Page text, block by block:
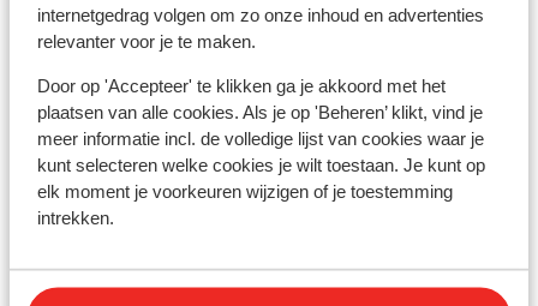
internetgedrag volgen om zo onze inhoud en advertenties
relevanter voor je te maken.
Door op 'Accepteer' te klikken ga je akkoord met het
plaatsen van alle cookies. Als je op 'Beheren’ klikt, vind je
meer informatie incl. de volledige lijst van cookies waar je
kunt selecteren welke cookies je wilt toestaan. Je kunt op
elk moment je voorkeuren wijzigen of je toestemming
intrekken.
Résidence Les Chalets de Valoria
Résidence Les Chalets de Valoria -
Voordeeltarief
Résidence P&V Le Thabor
Résidence P&V Le Thabor - Voordeeltarief